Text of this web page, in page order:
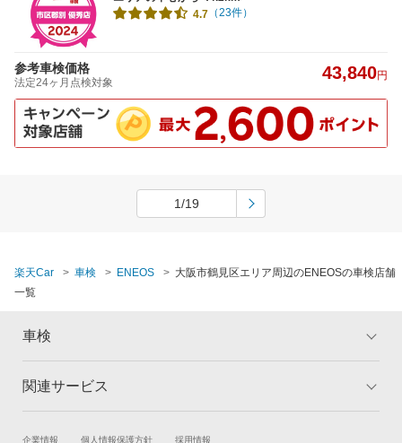
4.7 （23件）
参考車検価格
法定24ヶ月点検対象 43,840円
1/19
楽天Car 車検 ENEOS
大阪市鶴見区エリア周辺のENEOSの車検店舗
一覧
車検
トップ
関連サービス
試乗・商談 新車購入
企業情報 個人情報保護方針 採用情報